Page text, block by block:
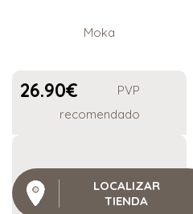
Moka
26.90€
PVP
recomendado
LOCALIZAR
TIENDA